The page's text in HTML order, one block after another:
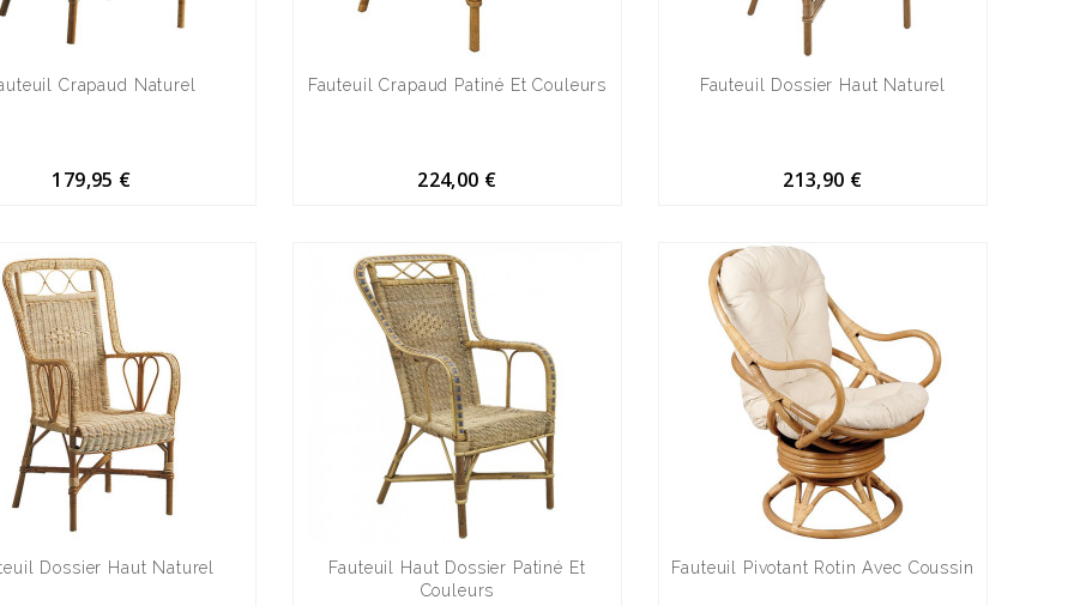
Crapaud Naturel
179,95 €
Fauteuil Crapaud Patiné Et Couleurs
224,00 €
Fauteuil Dossier Haut Naturel
213,90 €
Dossier Haut Naturel
Fauteuil Haut Dossier Patiné Et
Couleurs
Fauteuil Pivotant Rotin Avec Coussin